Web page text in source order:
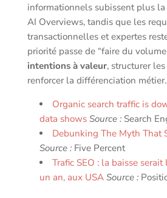
informationnels subissent plus la
AI Overviews, tandis que les
transactionnelles et expertes
priorité passe de “faire du
intentions à valeur, structurer
renforcer la différenciation métier.
Organic search traffic is
data shows Source :Search
Debunking The Myth That
Source :Five Percent
Trafic SEO : la baisse
un an, aux USA Source :